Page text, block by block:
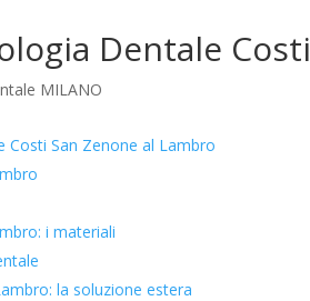
Dentale Costi
MILANO
Costi San Zenone al Lambro
i materiali
la soluzione estera